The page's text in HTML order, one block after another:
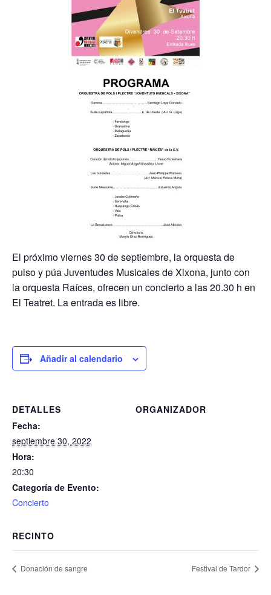
El próximo viernes 30 de septiembre, la orquesta de
pulso y púa Juventudes Musicales de Xixona, junto con
la orquesta Raíces, ofrecen un concierto a las 20.30 h en
El Teatret. La entrada es libre.
Añadir al calendario
DETALLES
Fecha:
septiembre 30, 2022
Hora:
20:30
Categoría de Evento:
Concierto
ORGANIZADOR
RECINTO
Donación de sangre Festival de Tardor